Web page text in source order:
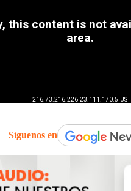
Síguenos en